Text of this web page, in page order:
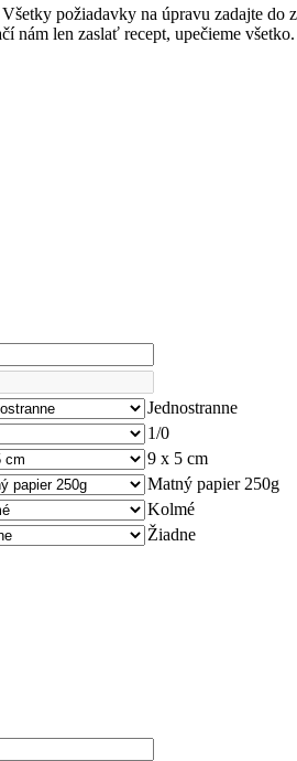
požiadavky na úpravu zadajte
nám len zaslať recept, upečieme
Jednostranne
1/0
9 x 5 cm
Matný papier 250g
Kolmé
Žiadne